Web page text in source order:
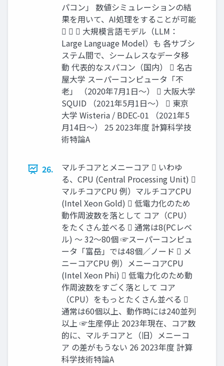
パコン」 数値シミュレーションの結
果を用いて、AI処理をすることが可能
   大規模言語モデル（LLM：
Large Language Model）も 各サブシ
ステム間で、シームレスなデータ移
動 代表的なスパコン（国内）  名古
屋大学 スーパーコンピュータ「不
老」 （2020年7月1日～）  大阪大学
SQUID （2021年5月1日～）  東京
大学 Wisteria / BDEC-01 （2021年5
月14日～） 25 2023年度 計算科学技
術特論A
26.
マルチコアとメニーコア  いわゆ
る、CPU (Central Processing Unit) 
マルチコアCPU 例）マルチコアCPU
(Intel Xeon Gold)  低電力化のため
動作周波数を落として コア（CPU）
をたくさん並べる  通常は8(PCレベ
ル) ～ 32～80個 ☞スーパーコンピュ
ータ「富岳」では48個／ノード  メ
ニーコアCPU 例）メニーコアCPU
(Intel Xeon Phi)  低電力化のため動
作周波数をすごく落として コア
（CPU）をもっとたくさん並べる 
通常は60個以上、動作時には240並列
以上 ☞生産停止 2023年現在、コア数
的に、マルチコアと（旧）メニーコ
ア の差がもうない 26 2023年度 計算
科学技術特論A